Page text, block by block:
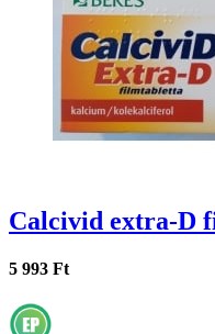
Calcivid extra-D
5 993 Ft